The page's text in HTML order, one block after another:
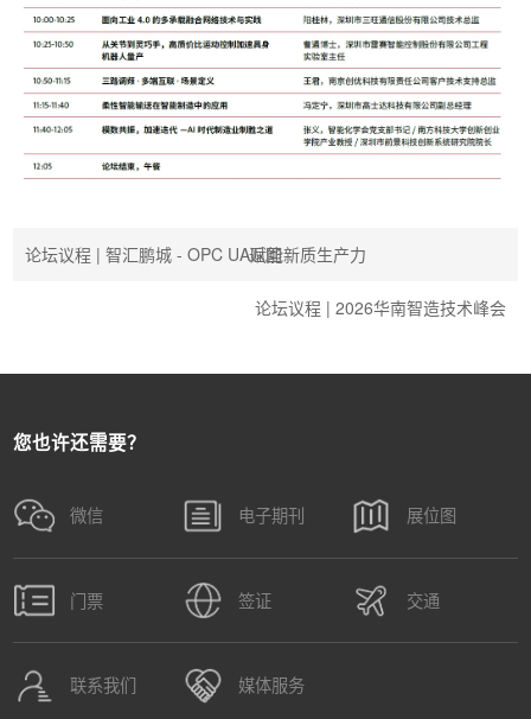
论坛议程 | 智汇鹏城 - OPC UA赋能新质生产力
返回
论坛议程 | 2026华南智造技术峰会
您也许还需要？
微信 电子期刊 展位图
门票 签证 交通
联系我们 媒体服务